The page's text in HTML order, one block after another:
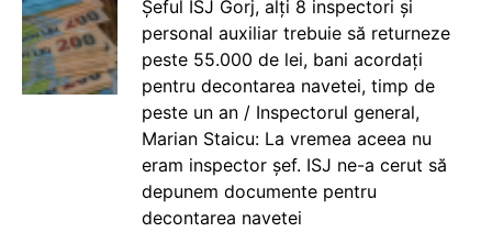
Șeful ISJ Gorj, alți 8 inspectori și
personal auxiliar trebuie să returneze
peste 55.000 de lei, bani acordați
pentru decontarea navetei, timp de
peste un an / Inspectorul general,
Marian Staicu: La vremea aceea nu
eram inspector șef. ISJ ne-a cerut să
depunem documente pentru
decontarea navetei